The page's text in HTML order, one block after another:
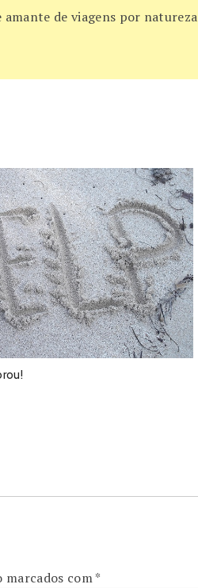
de viagens por natureza
marcados com*